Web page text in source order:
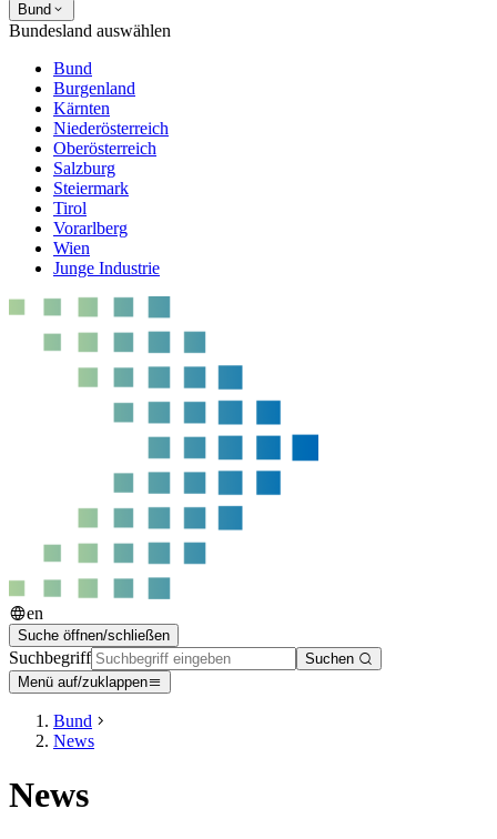
Bund
Bundesland auswählen
Bund
Burgenland
Kärnten
Niederösterreich
Oberösterreich
Salzburg
Steiermark
Tirol
Vorarlberg
Wien
Junge Industrie
en
Suche öffnen/schließen
Suchbegriff
Suchen
Menü auf/zuklappen
Bund
News
News